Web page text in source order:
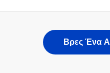
Βρες Ένα